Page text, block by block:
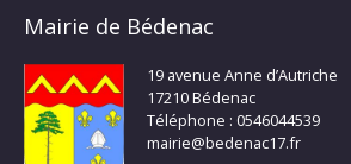
Mairie de Bédenac
19 avenue Anne d’Autriche
17210 Bédenac
Téléphone : 0546044539
mairie@bedenac17.fr